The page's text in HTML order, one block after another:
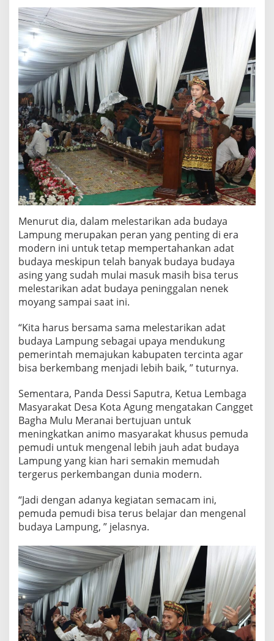
a
i
d
i
K
m
a
t
a
n
S
u
n
g
k
i
S
e
a
a
n
Menurut dia, dalam melestarikan ada budaya
Lampung merupakan peran yang penting di era
modern ini untuk tetap mempertahankan adat
budaya meskipun telah banyak budaya budaya
asing yang sudah mulai masuk masih bisa terus
melestarikan adat budaya peninggalan nenek
moyang sampai saat ini.
“Kita harus bersama sama melestarikan adat
budaya Lampung sebagai upaya mendukung
pemerintah memajukan kabupaten tercinta agar
bisa berkembang menjadi lebih baik, ” tuturnya.
Sementara, Panda Dessi Saputra, Ketua Lembaga
Masyarakat Desa Kota Agung mengatakan Cangget
Bagha Mulu Meranai bertujuan untuk
meningkatkan animo masyarakat khusus pemuda
pemudi untuk mengenal lebih jauh adat budaya
Lampung yang kian hari semakin memudah
tergerus perkembangan dunia modern.
“Jadi dengan adanya kegiatan semacam ini,
pemuda pemudi bisa terus belajar dan mengenal
budaya Lampung, ” jelasnya.